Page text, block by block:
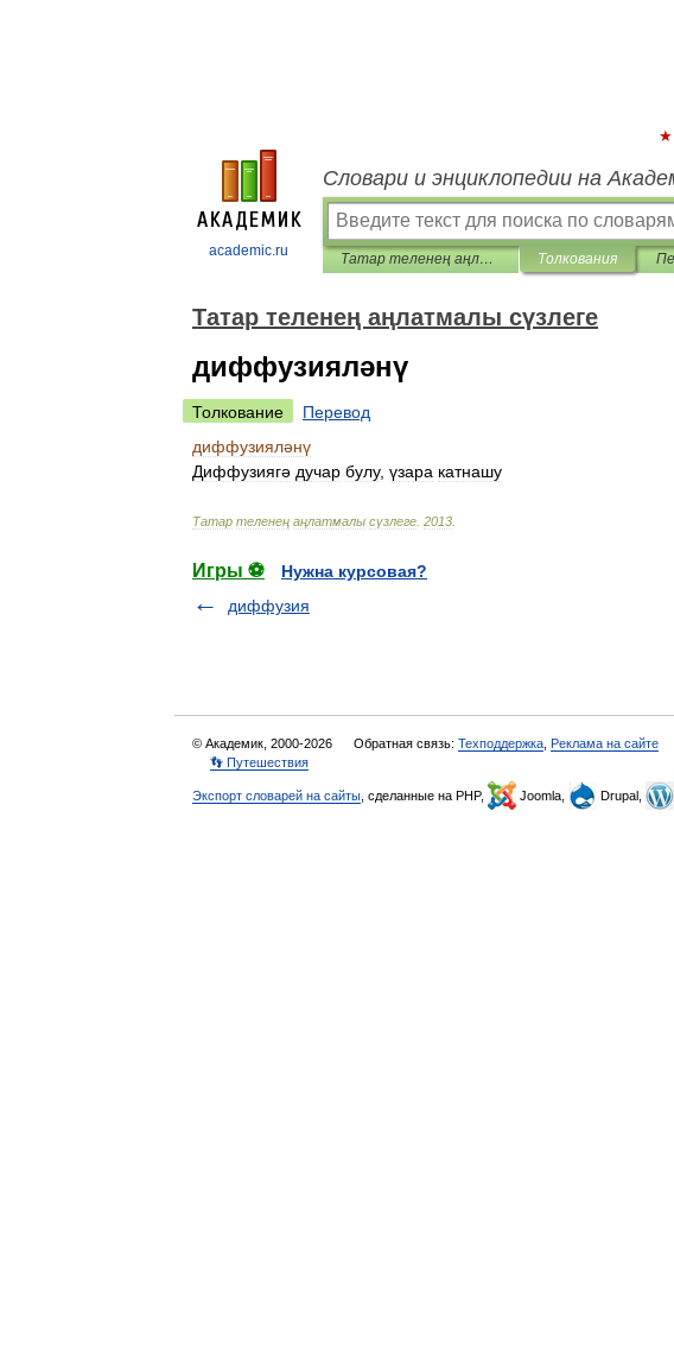
academic.ru
Словари и энциклопедии на
Татар теленең аңлатмалы сүзлеге Толкования
Татар теленең аңлатмалы сүзлеге
диффузияләнү
Толкование
Перевод
диффузияләнү
Диффузиягә дучар булу, үзара катнашу
Татар теленең аңлатмалы сүзлеге 2013
Игры ⚽
Нужна курсовая?
диффузия
© Академик, 2000-2026 Обратная связь: Техподдержка Реклама на сайте
👣 Путешествия
Экспорт словарей на сайты , сделанные на PHP, Joomla, Drupal,